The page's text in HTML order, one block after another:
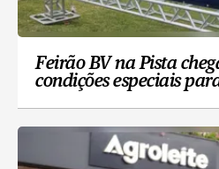
Feirão BV na Pista
condições especiais